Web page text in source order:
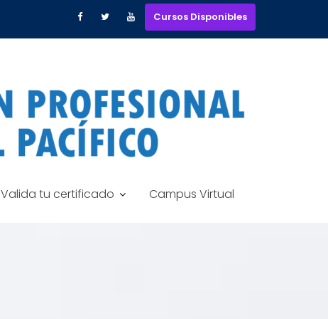
Cursos Disponibles
Valida tu certificado Campus Virtual